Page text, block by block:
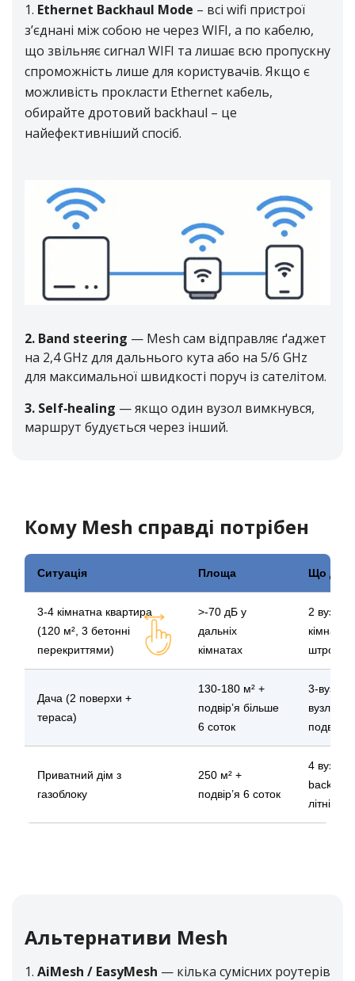
Ethernet Backhaul Mode – всі wifi пристрої
з’єднані між собою не через WIFI, а по кабелю,
що звільняє сигнал WIFI та лишає всю пропускну
спроможність лише для користувачів. Якщо є
можливість прокласти Ethernet кабель,
обирайте дротовий backhaul – це
найефективніший спосіб.
2. Band steering — Mesh сам відправляє ґаджет
на 2,4 GHz для дальнього кута або на 5/6 GHz
для максимальної швидкості поруч із сателітом.
3. Self‑healing — якщо один вузол вимкнувся,
маршрут будується через інший.
Кому Mesh справді потрібен
Ситуація Площа Що дає
3-4 кімнатна квартира
(120 м², 3 бетонні
перекриттями)
>‑70 дБ у
дальніх
кімнатах
2 вузли
кімнати
штроб
Дача (2 поверхи +
тераса)
130-180 м² +
подвір’я більше
6 соток
вузлом
подвір’ї
Приватний дім з
газоблоку
250 м² +
подвір’я 6 соток
4 вузли
літній
Альтернативи Mesh
AiMesh / EasyMesh — кілька сумісних роутерів